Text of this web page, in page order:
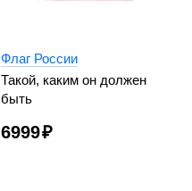
Флаг России
Такой, каким он должен
быть
6999₽